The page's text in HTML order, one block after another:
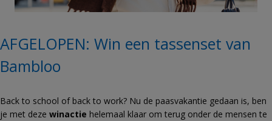
AFGELOPEN: Win een tassenset van
Bambloo
Back to school of back to work? Nu de paasvakantie gedaan is, ben
je met deze winactie helemaal klaar om terug onder de mensen te